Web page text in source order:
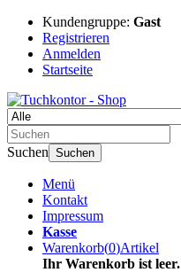
Kundengruppe: Gast
Registrieren
Anmelden
Startseite
Suchen Suchen
Menü
Kontakt
Impressum
Kasse
Warenkorb(0)Artikel
Ihr Warenkorb ist leer.